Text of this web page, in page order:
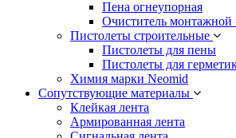
Пена огнеупорная
Очиститель
Пистолеты строительные
Пистолеты для пены
Пистолеты для
Химия марки Neomid
Сопутствующие материалы
Клейкая лента
Армированная лента